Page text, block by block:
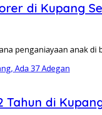
di Kupang
penganiayaan anak
Tahun di